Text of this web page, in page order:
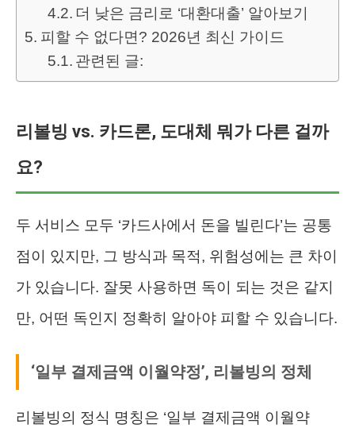
더 낮은 금리로 ‘대환대출’ 알아보기
피할 수 없다면? 2026년 최신 가이드
관련된 글:
리볼빙 vs. 카드론, 도대체 뭐가 다른 걸까
요?
두 서비스 모두 ‘카드사에서 돈을 빌린다’는 공통
점이 있지만, 그 방식과 목적, 위험성에는 큰 차이
가 있습니다. 잘못 사용하면 독이 되는 것은 같지
만, 어떤 독인지 정확히 알아야 피할 수 있습니다.
‘일부 결제금액 이월약정’, 리볼빙의 정체
리볼빙의 정식 명칭은 ‘일부 결제금액 이월약